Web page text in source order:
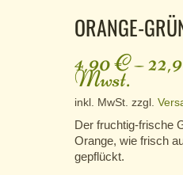
ORANGE-
4,90€–
Mwst.
inkl. MwSt. zzgl.
Der fruchtig-frische
Orange, wie frisch
gepflückt.